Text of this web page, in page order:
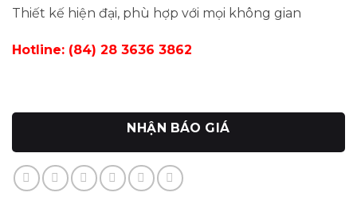
Thiết kế hiện đại, phù hợp với mọi không gian
Hotline: (84) 28 3636 3862
NHẬN BÁO GIÁ